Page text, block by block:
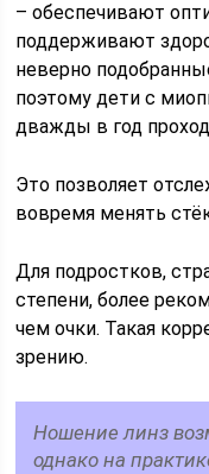
– обеспечивают
поддерживают
неверно
поэтому дети с
дважды в год
Это позволяет
вовремя менять
Для подростков,
степени, более
чем очки. Такая
зрению.
Ношение линз
однако на